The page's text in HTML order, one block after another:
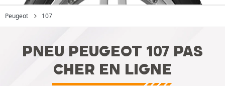
Peugeot 107
PNEU PEUGEOT 107 PAS
CHER EN LIGNE